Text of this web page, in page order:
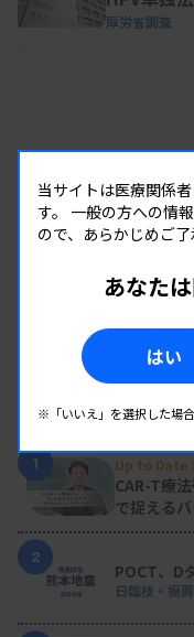
厚労省調査
1
Up to Date
CAR-T療
で捉える
2
POCT、D
日臨技・振
当サイトは医療関係
す。 一般の方への情
ので、あらかじめご了
あなた
はい
※「いいえ」を選択した場